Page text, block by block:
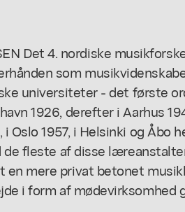
Det 4. nordiske
som
universiteter - det første
1926, derefter i Aarhus
i Oslo 1957, i Helsinki og Åbo
de fleste af disse
en mere privat betonet
i form af mødevirksomhed